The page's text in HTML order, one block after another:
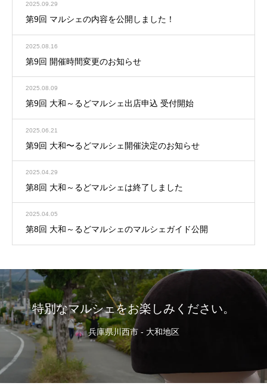
2025.09.29
第9回 マルシェの内容を公開しました！
2025.08.16
第9回 開催時間変更のお知らせ
2025.08.09
第9回 大和～るどマルシェ出店申込 受付開始
2025.06.21
第9回 大和〜るどマルシェ開催決定のお知らせ
2025.04.29
第8回 大和～るどマルシェは終了しました
2025.04.05
第8回 大和～るどマルシェのマルシェガイド公開
特別なマルシェをお楽しみください。
兵庫県川西市 - 大和地区